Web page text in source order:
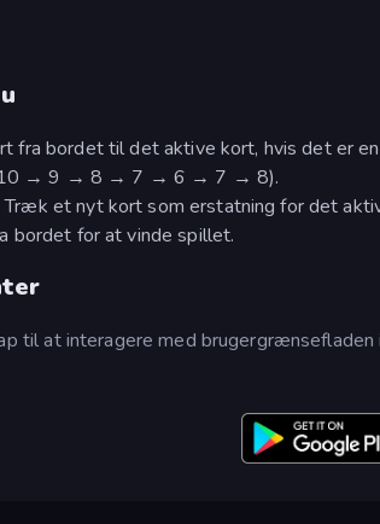
fra bordet til det aktive kort, hvis det
→ 9 → 8 → 7 → 6 → 7 → 8).
Træk et nyt kort som erstatning for det
bordet for at vinde spillet.
til at interagere med brugergrænsefladen